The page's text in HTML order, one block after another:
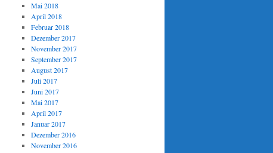
Mai 2018
April 2018
Februar 2018
Dezember 2017
November 2017
September 2017
August 2017
Juli 2017
Juni 2017
Mai 2017
April 2017
Januar 2017
Dezember 2016
November 2016